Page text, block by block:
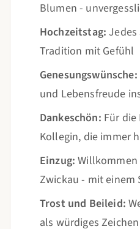
Blumen -
Hochzeitstag:
Tradition mit Gefühl
Genesungswünsche:
und Lebensfreude
Dankeschön: Für
Kollegin, die immer
Einzug: Willkommen
Zwickau - mit einem
Trost und Beileid:
als würdiges